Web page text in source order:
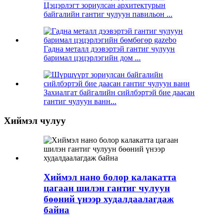
Цэцэрлэгт зориулсан архитектурын
байгалийн гантиг чулуун павильон ...
Гадна металл дээвэртэй гантиг чулуун
баримал цэцэрлэгийн дом ...
Захиалгат байгалийн сийлбэртэй бие даасан
гантиг чулуун ванн...
Хиймэл чулуу
Хиймэл нано болор калакатта
цагаан шилэн гантиг чулуун
бөөний үнээр худалдаалагдаж
байна